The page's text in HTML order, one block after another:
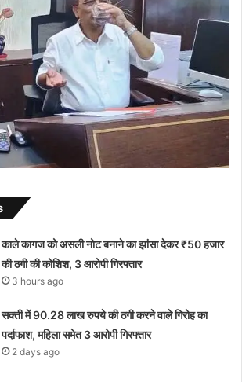
काले कागज को असली नोट बनाने का झांसा देकर ₹50 हजार
की ठगी की कोशिश, 3 आरोपी गिरफ्तार
3 hours ago
सक्ती में 90.28 लाख रुपये की ठगी करने वाले गिरोह का
पर्दाफाश, महिला समेत 3 आरोपी गिरफ्तार
2 days ago